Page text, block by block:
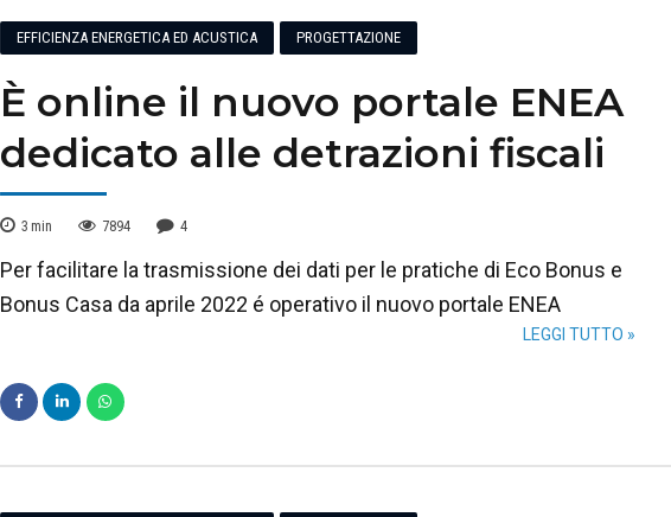
EFFICIENZA ENERGETICA ED ACUSTICA PROGETTAZIONE
È online il nuovo portale ENEA
dedicato alle detrazioni fiscali
3 min 7894 4
Per facilitare la trasmissione dei dati per le pratiche di Eco Bonus e
Bonus Casa da aprile 2022 é operativo il nuovo portale ENEA
LEGGI TUTTO »